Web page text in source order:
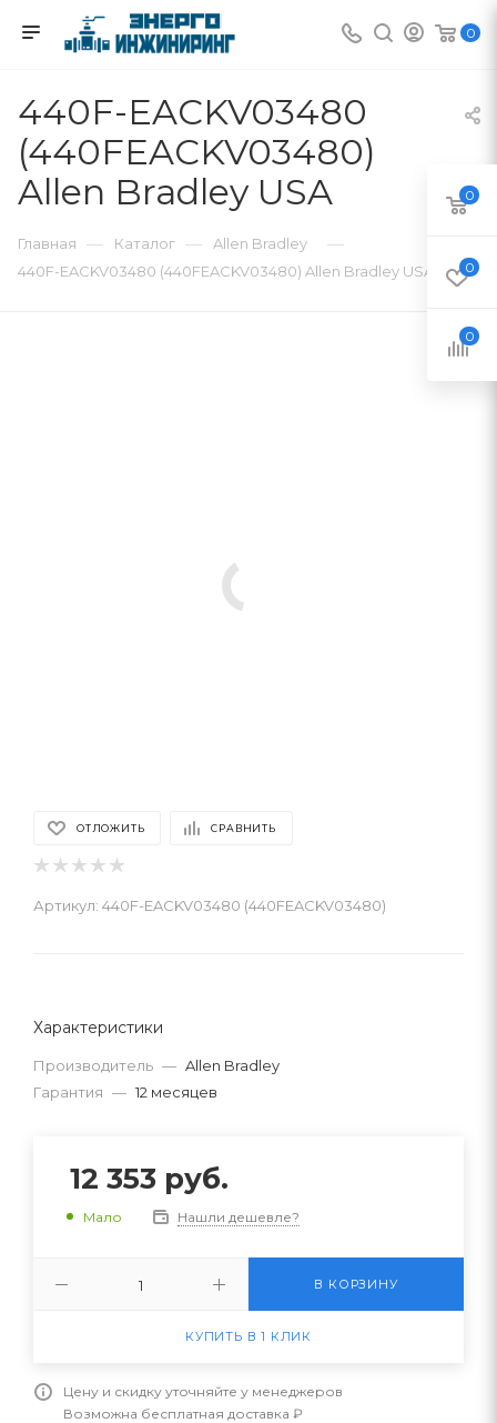
0
440F-EACKV03480
(440FEACKV03480)
Allen Bradley USA
Главная — Каталог — Allen Bradley —
440F-EACKV03480 (440FEACKV03480) Allen Bradley USA
ОТЛОЖИТЬ СРАВНИТЬ
Артикул: 440F-EACKV03480 (440FEACKV03480)
Характеристики
Производитель — Allen Bradley
Гарантия — 12 месяцев
12 353 руб.
Мало Нашли дешевле?
В КОРЗИНУ
КУПИТЬ В 1 КЛИК
Цену и скидку уточняйте у менеджеров
Возможна бесплатная доставка ₽
0
0
0